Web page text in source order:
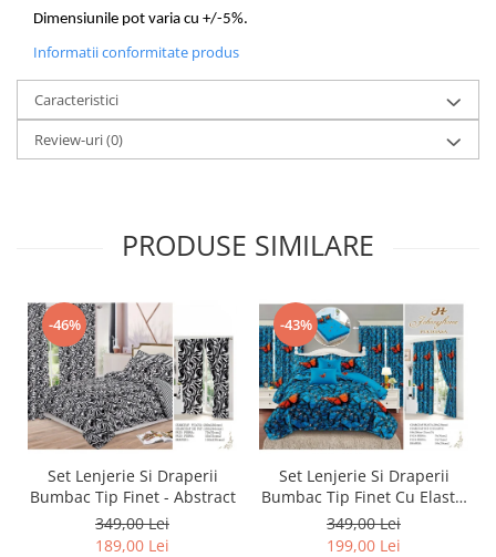
Dimensiunile pot varia cu +/-5%.
Informatii conformitate produs
Caracteristici
Review-uri(0)
PRODUSE SIMILARE
-46%
Set Lenjerie Si Draperii
Bumbac Tip Finet - Abstract
349,00 Lei
189,00 Lei
-43%
Set Lenjerie Si Draperii
Bumbac Tip Finet Cu Elastic
- Dansul Fluturilor
349,00 Lei
199,00 Lei